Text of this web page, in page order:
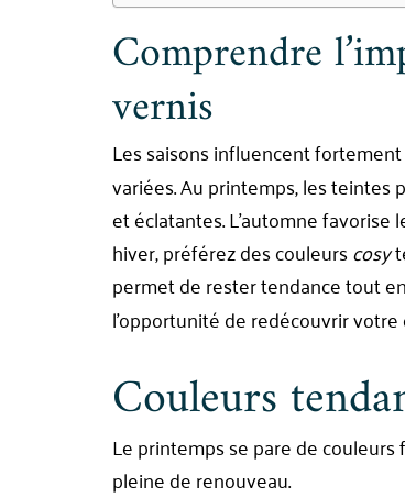
Comprendre
vernis
Les saisons influencent
variées. Au printemps, les teintes
et éclatantes. L’automne
hiver, préférez des couleurscosy
permet de rester tendance tout
l’opportunité de redécouvrir
Couleurs
Le printemps se pare de
pleine de renouveau.